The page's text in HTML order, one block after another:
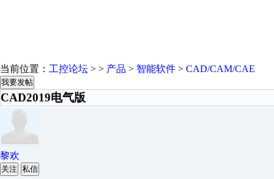
当前位置： 工控论坛 > > 产品 > 智能软件 > CAD/CAM/CAE
我要发帖
CAD2019电气版
黎欢
关注 私信